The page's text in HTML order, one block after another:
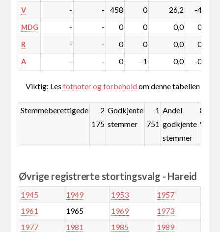
V - - 458 0 26,2 -4,3
MDG - - 0 0 0,0 0,0
R - - 0 0 0,0 0,0
A - - 0 -1 0,0 -0,1
Viktig: Lesfotnoter og forbeholdom denne tabellen
Stemmeberettigede
2
175
Godkjente
stemmer
1
751
Andel
godkjente
stemmer
80,5
%
Øvrige registrerte stortingsvalg - Hareid
1945 1949 1953
1957
1961
1965 1969
1973
1977
1981 1985
1989